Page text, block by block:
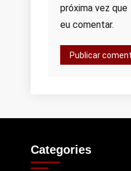
próxima vez que
eu comentar.
Categories